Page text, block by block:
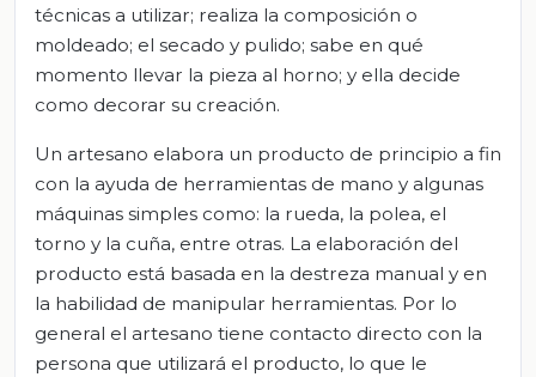
técnicas a utilizar; realiza la composición o
moldeado; el secado y pulido; sabe en qué
momento llevar la pieza al horno; y ella decide
como decorar su creación.
Un artesano elabora un producto de principio a fin
con la ayuda de herramientas de mano y algunas
máquinas simples como: la rueda, la polea, el
torno y la cuña, entre otras. La elaboración del
producto está basada en la destreza manual y en
la habilidad de manipular herramientas. Por lo
general el artesano tiene contacto directo con la
persona que utilizará el producto, lo que le